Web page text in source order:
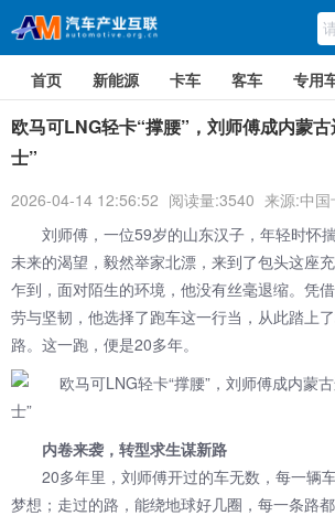
首页 新能源 卡车 客车 专用
欧马可LNG轻卡“撑腰”，刘师傅成内蒙
士”
2026-04-14 12:56:52 阅读量:3540 来源:中国
刘师傅，一位59岁的山东汉子，年轻时怀
未来的渴望，毅然举家北漂，来到了包头这座
乍到，面对陌生的环境，他没有丝毫退缩。凭
劳与坚韧，他选择了跑车这一行当，从此踏上
路。这一跑，便是20多年。
内卷来袭，转型求生谋新路
20多年里，刘师傅开过的车无数，每一辆
梦想；走过的路，能绕地球好几圈，每一条路